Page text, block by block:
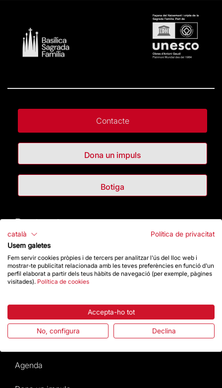
Contacte
Dona un impuls
Botiga
Destacats
La Fundació
Preguntes freqüents
Normativa i condicions de compra
Notícies i Actualitat
Agenda
català
Política de privacitat
Usem galetes
Fem servir cookies pròpies i de tercers per analitzar l'ús del lloc web i
mostrar-te publicitat relacionada amb les teves preferències en funció d'un
perfil elaborat a partir dels teus hàbits de navegació (per exemple, pàgines
visitades). Política de cookies
Accepta-ho tot
No, configura Declina